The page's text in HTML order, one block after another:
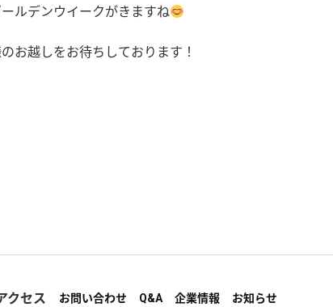
ルデンウイークがきますね
お越しをお待ちしております！
クセス お問い合わせ Q&A 企業情報 お知らせ